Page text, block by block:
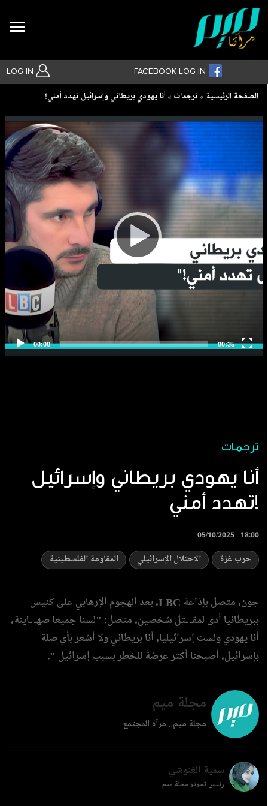
LOG IN FACEBOOK LOG IN
بحث متقدم
Breadcrumb
الصفحة الرئيسية ترجمات أنا يهودي بريطاني وإسرائيل تهدد أمني!
ترجمات
أنا يهودي بريطاني وإسرائيل
تهدد أمني!
05/10/2025 - 18:00
حرب غزة الاحتلال الإسرائيلي المقاومة الفلسطينية
جون، متصل بإذاعة LBC، بعد الهجوم الإرهابي على كنيس
ببريطانيا أدى لمقـ ـتل شخصين، متصل: "لسنا جميعا صهـ ـاينة،
أنا يهودي ولست إسرائيليا، أنا بريطاني ولا أشعر بأي صلة
بإسرائيل، أصبحنا أكثر عرضة للخطر بسبب إسرائيل ".
مجلة ميم
مجلة ميم.. مرآة المجتمع
سمية الغنوشي
رئيس تحرير مجلة ميم